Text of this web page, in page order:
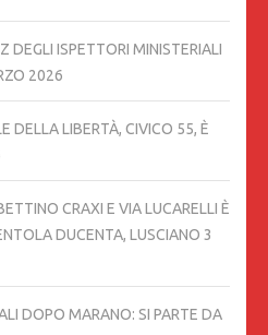
DEGLI ISPETTORI MINISTERIALI
2026
DELLA LIBERTÀ, CIVICO 55, È
CRAXI E VIA LUCARELLI È
DUCENTA, LUSCIANO 3
DOPO MARANO: SI PARTE DA